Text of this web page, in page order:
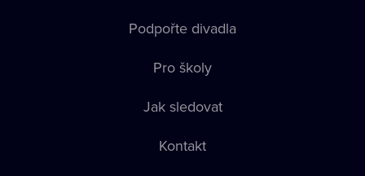
Podpořte divadla
Pro školy
Jak sledovat
Kontakt